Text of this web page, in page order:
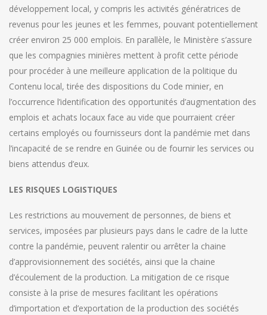
développement local, y compris les activités génératrices de
revenus pour les jeunes et les femmes, pouvant potentiellement
créer environ 25 000 emplois. En parallèle, le Ministère s’assure
que les compagnies minières mettent à profit cette période
pour procéder à une meilleure application de la politique du
Contenu local, tirée des dispositions du Code minier, en
l’occurrence l’identification des opportunités d’augmentation des
emplois et achats locaux face au vide que pourraient créer
certains employés ou fournisseurs dont la pandémie met dans
l’incapacité de se rendre en Guinée ou de fournir les services ou
biens attendus d’eux.
LES RISQUES LOGISTIQUES
Les restrictions au mouvement de personnes, de biens et
services, imposées par plusieurs pays dans le cadre de la lutte
contre la pandémie, peuvent ralentir ou arrêter la chaine
d’approvisionnement des sociétés, ainsi que la chaine
d’écoulement de la production. La mitigation de ce risque
consiste à la prise de mesures facilitant les opérations
d’importation et d’exportation de la production des sociétés